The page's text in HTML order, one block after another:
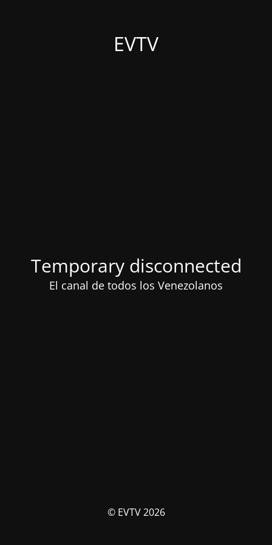
EVTV
Temporary disconnected
El canal de todos los Venezolanos
© EVTV 2026